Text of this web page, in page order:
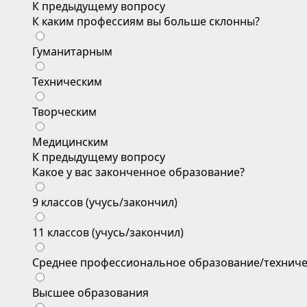
К предыдущему вопросу
К каким профессиям вы больше склонны?
Гуманитарным
Техническим
Творческим
Медицинским
К предыдущему вопросу
Какое у вас законченное образование?
9 классов (учусь/закончил)
11 классов (учусь/закончил)
Среднее профессиональное образование/
Высшее образования